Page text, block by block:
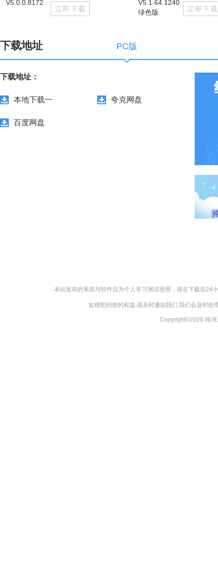
立即下载 立即下载
下载地址 PC版
下载地址：
本地下载一 夸克网盘
百度网盘
本站发布的系统与软件仅为个人学习测试使用，请在下载后24
如侵犯到您的权益,请及时通知我们,我们会及时
Copyright©2020 纯净